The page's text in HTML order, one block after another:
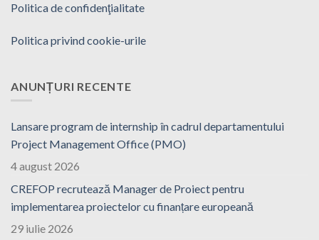
Politica de confidenţialitate
Politica privind cookie-urile
ANUNȚURI RECENTE
Lansare program de internship în cadrul departamentului
Project Management Office (PMO)
4 august 2026
CREFOP recrutează Manager de Proiect pentru
implementarea proiectelor cu finanțare europeană
29 iulie 2026